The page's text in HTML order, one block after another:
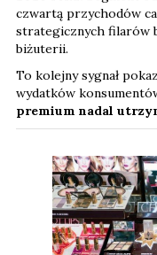
czwartą przychodów
strategicznych filarów
biżuterii.
To kolejny sygnał
wydatków
premium nadal